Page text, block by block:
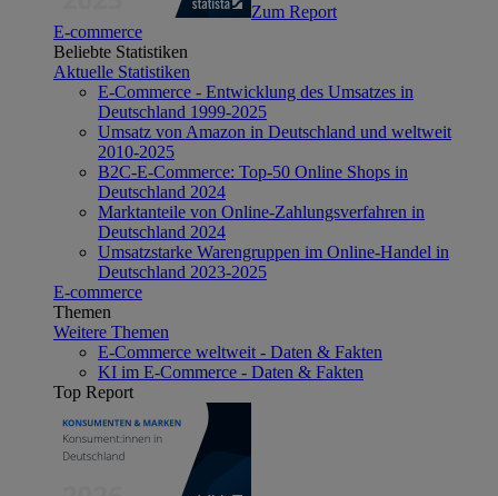
Zum Report
E-commerce
Beliebte Statistiken
Aktuelle Statistiken
E-Commerce - Entwicklung des Umsatzes in
Deutschland 1999-2025
Umsatz von Amazon in Deutschland und weltweit
2010-2025
B2C-E-Commerce: Top-50 Online Shops in
Deutschland 2024
Marktanteile von Online-Zahlungsverfahren in
Deutschland 2024
Umsatzstarke Warengruppen im Online-Handel in
Deutschland 2023-2025
E-commerce
Themen
Weitere Themen
E-Commerce weltweit - Daten & Fakten
KI im E-Commerce - Daten & Fakten
Top Report